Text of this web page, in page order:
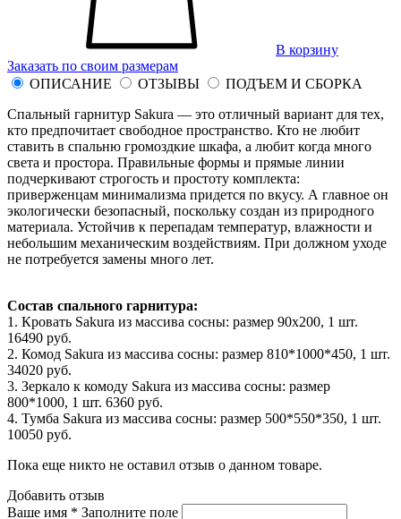
В корзину
Заказать по своим размерам
ОПИСАНИЕ
ОТЗЫВЫ
ПОДЪЕМ И СБОРКА
Спальный гарнитур Sakura — это отличный вариант для тех,
кто предпочитает свободное пространство. Кто не любит
ставить в спальню громоздкие шкафа, а любит когда много
света и простора. Правильные формы и прямые линии
подчеркивают строгость и простоту комплекта:
приверженцам минимализма придется по вкусу. А главное он
экологически безопасный, поскольку создан из природного
материала. Устойчив к перепадам температур, влажности и
небольшим механическим воздействиям. При должном уходе
не потребуется замены много лет.
Состав спального гарнитура:
1. Кровать Sakura из массива сосны: размер 90x200, 1 шт.
16490 руб.
2. Комод Sakura из массива сосны: размер 810*1000*450, 1 шт.
34020 руб.
3. Зеркало к комоду Sakura из массива сосны: размер
800*1000, 1 шт. 6360 руб.
4. Тумба Sakura из массива сосны: размер 500*550*350, 1 шт.
10050 руб.
Пока еще никто не оставил отзыв о данном товаре.
Добавить отзыв
Ваше имя * Заполните поле